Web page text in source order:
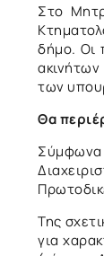
Στο
δήμο. Οι
των
Θα
Σύμφωνα
Της
για